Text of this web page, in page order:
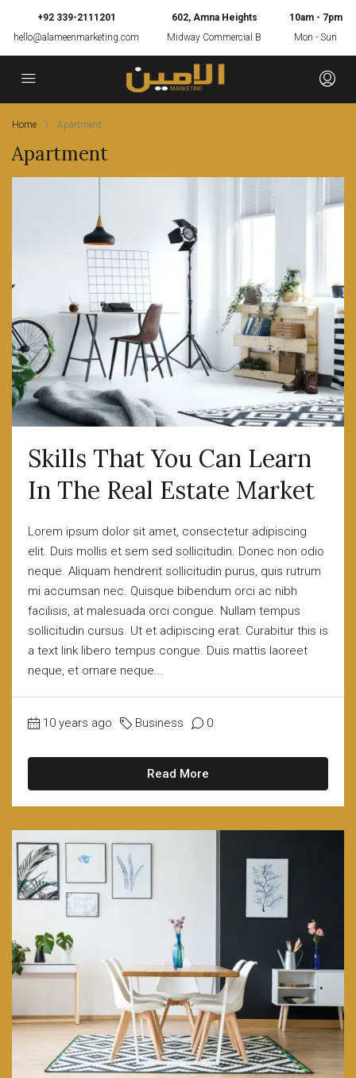
+92 339-2111201
hello@alameenmarketing.com
602, Amna Heights
Midway Commercial B
10am - 7pm
Mon - Sun
Home Apartment
Apartment
Skills That You Can Learn
In The Real Estate Market
Lorem ipsum dolor sit amet, consectetur adipiscing
elit. Duis mollis et sem sed sollicitudin. Donec non odio
neque. Aliquam hendrerit sollicitudin purus, quis rutrum
mi accumsan nec. Quisque bibendum orci ac nibh
facilisis, at malesuada orci congue. Nullam tempus
sollicitudin cursus. Ut et adipiscing erat. Curabitur this is
a text link libero tempus congue. Duis mattis laoreet
neque, et ornare neque...
10 years ago Business 0
Read More